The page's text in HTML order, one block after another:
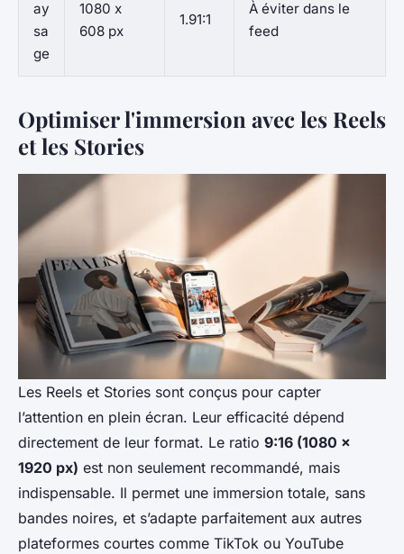
ay
sa
ge
1080 x
608 px
1.91:1
À éviter dans le
feed
Optimiser l'immersion avec les Reels
et les Stories
Les Reels et Stories sont conçus pour capter
l’attention en plein écran. Leur efficacité dépend
directement de leur format. Le ratio 9:16 (1080 x
1920 px) est non seulement recommandé, mais
indispensable. Il permet une immersion totale, sans
bandes noires, et s’adapte parfaitement aux autres
plateformes courtes comme TikTok ou YouTube